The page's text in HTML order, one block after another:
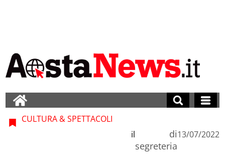
CULTURA & SPETTACOLI
di
segreteria
il 13/07/2022